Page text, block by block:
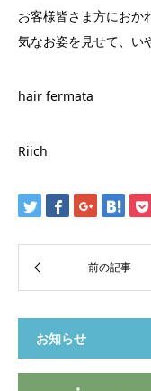
お客様皆さま方におか
気なお姿を見せて、い
hair fermata
Riich
お知らせ